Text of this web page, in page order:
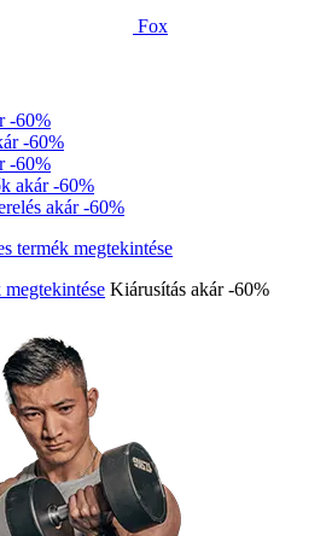
Fox
-60%
-60%
-60%
akár -60%
akár -60%
megtekintése Kiárusítás akár -60%